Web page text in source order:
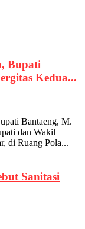
Bupati
Kedua...
Bantaeng, M.
dan Wakil
di Ruang Pola...
Sanitasi